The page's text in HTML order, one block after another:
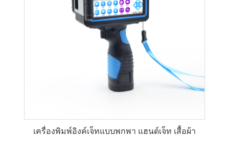
เครื่องพิมพ์อิงค์เจ็ทแบบพกพา แฮนด์เจ็ท เสื้อผ้า